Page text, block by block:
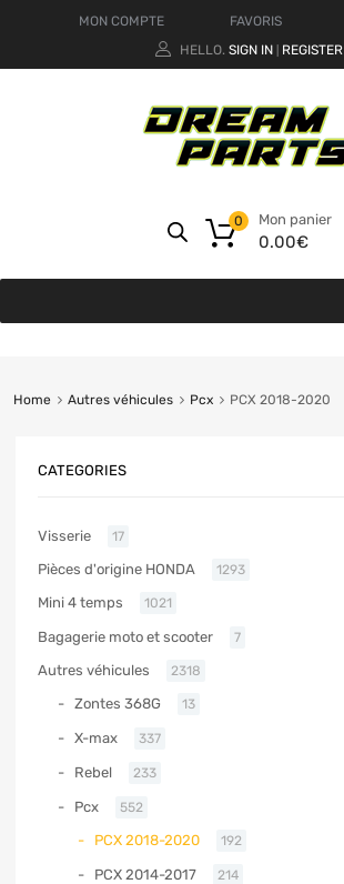
MON COMPTE FAVORIS
HELLO. SIGN IN REGISTER
Mon panier
0.00€
0
Home Autres véhicules Pcx PCX 2018-2020
CATEGORIES
Visserie 17
Pièces d'origine HONDA 1293
Mini 4 temps 1021
Bagagerie moto et scooter 7
Autres véhicules 2318
Zontes 368G 13
X-max 337
Rebel 233
Pcx 552
PCX 2018-2020 192
PCX 2014-2017 214